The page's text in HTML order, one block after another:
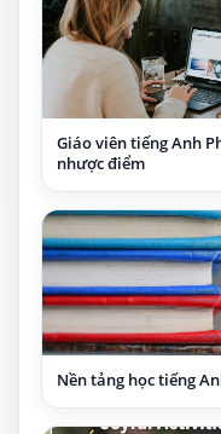
Giáo viên tiếng Anh
nhược điểm
Nền tảng học tiếng